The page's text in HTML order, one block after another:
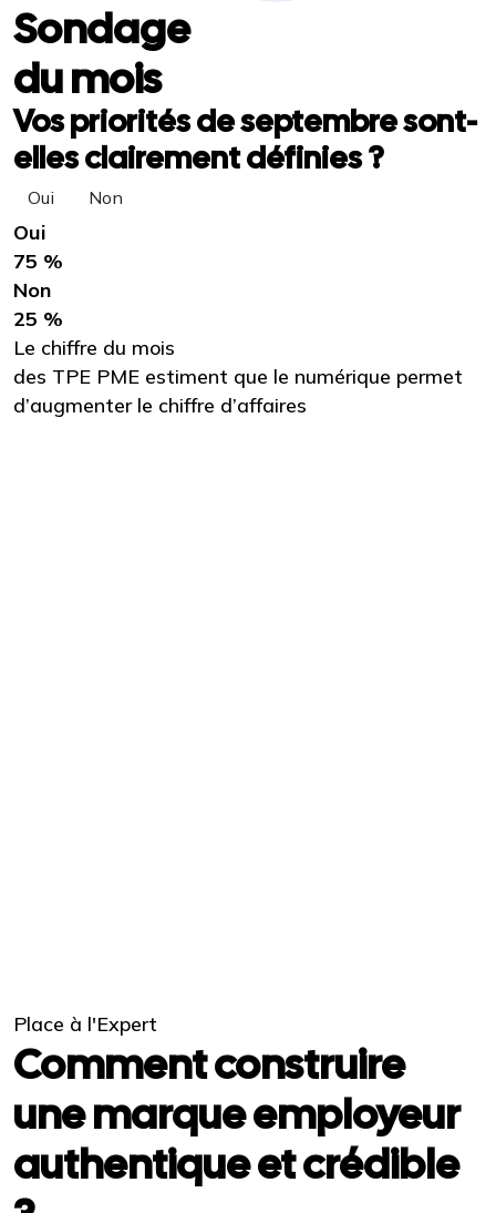
Sondage
du mois
Vos priorités de septembre sont-
elles clairement définies ?
Oui Non
Oui
75 %
Non
25 %
Le chiffre du mois
des TPE PME estiment que le numérique permet
d’augmenter le chiffre d’affaires
Place à l'Expert
Comment construire
une marque employeur
authentique et crédible